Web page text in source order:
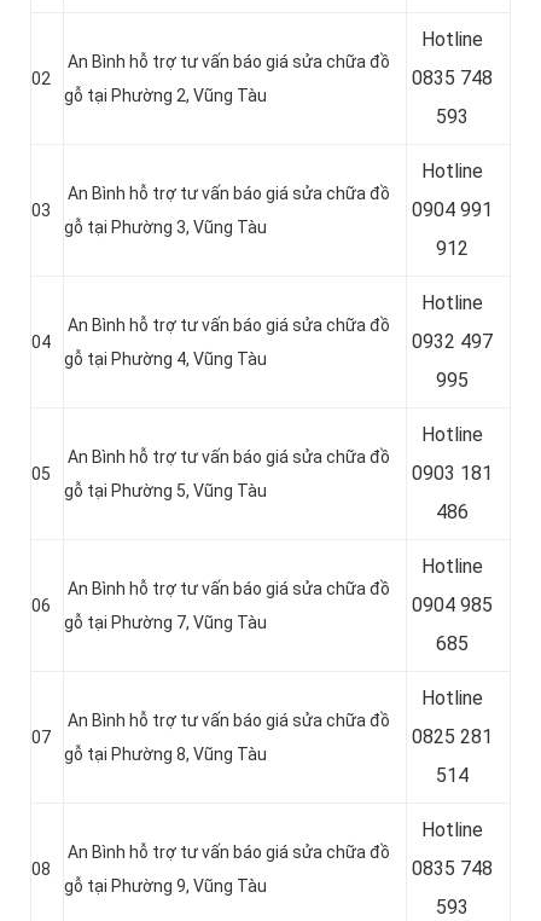
02
An Bình hỗ trợ tư vấn báo giá sửa chữa đồ
gỗ tại Phường 2, Vũng Tàu
Hotline
0835 748
593
03
An Bình hỗ trợ tư vấn báo giá sửa chữa đồ
gỗ tại Phường 3, Vũng Tàu
Hotline
0904 991
912
04
An Bình hỗ trợ tư vấn báo giá sửa chữa đồ
gỗ tại Phường 4, Vũng Tàu
Hotline
0932 497
995
05
An Bình hỗ trợ tư vấn báo giá sửa chữa đồ
gỗ tại Phường 5, Vũng Tàu
Hotline
0903 181
486
06
An Bình hỗ trợ tư vấn báo giá sửa chữa đồ
gỗ tại Phường 7, Vũng Tàu
Hotline
0904 985
685
07
An Bình hỗ trợ tư vấn báo giá sửa chữa đồ
gỗ tại Phường 8, Vũng Tàu
Hotline
0825 281
514
08
An Bình hỗ trợ tư vấn báo giá sửa chữa đồ
gỗ tại Phường 9, Vũng Tàu
Hotline
0835 748
593